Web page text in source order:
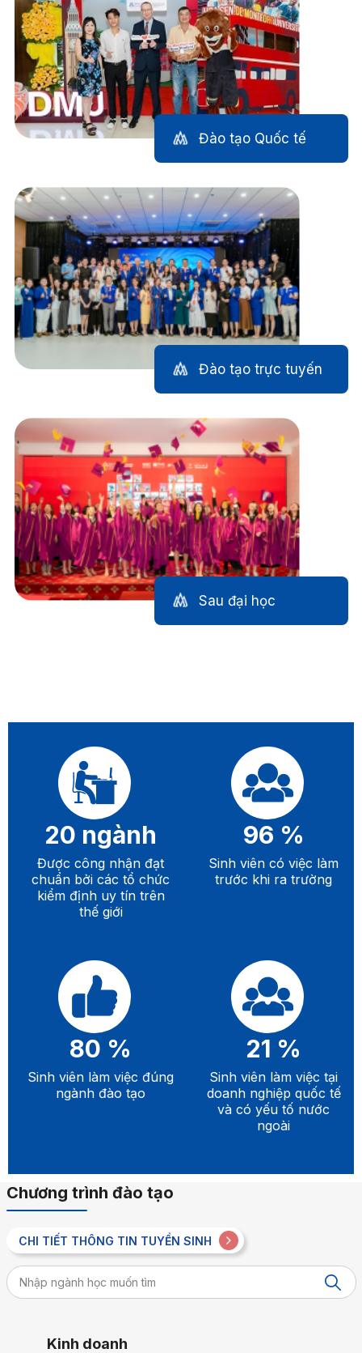
Đào tạo Quốc tế
Đào tạo trực tuyến
Sau đại học
20 ngành
Được công nhận đạt
chuẩn bởi các tổ chức
kiểm định uy tín trên
thế giới
96 %
Sinh viên có việc làm
trước khi ra trường
80 %
Sinh viên làm việc đúng
ngành đào tạo
21 %
Sinh viên làm việc tại
doanh nghiệp quốc tế
và có yếu tố nước
ngoài
Chương trình đào tạo
CHI TIẾT THÔNG TIN TUYỂN SINH
Du lịch – Nhà hàng – Khách sạn